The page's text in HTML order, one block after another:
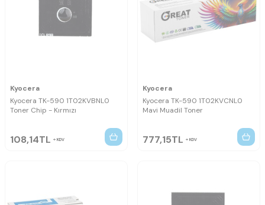
Kyocera
Kyocera TK-590 1T02KVBNL0
Toner Chip - Kırmızı
108,14TL KDV
Kyocera
Kyocera TK-590 1T02KVCNL0
Mavi Muadil Toner
777,15TL KDV